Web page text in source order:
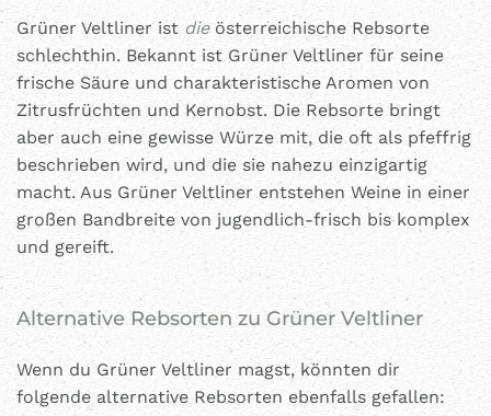
Grüner Veltliner ist dieösterreichische Rebsorte
schlechthin. Bekannt ist Grüner Veltliner für seine
frische Säure und charakteristische Aromen von
Zitrusfrüchten und Kernobst. Die Rebsorte bringt
aber auch eine gewisse Würze mit, die oft als pfeffrig
beschrieben wird, und die sie nahezu einzigartig
macht. Aus Grüner Veltliner entstehen Weine in einer
großen Bandbreite von jugendlich-frisch bis komplex
und gereift.
Alternative Rebsorten zu Grüner Veltliner
Wenn du Grüner Veltliner magst, könnten dir
folgende alternative Rebsorten ebenfalls gefallen: